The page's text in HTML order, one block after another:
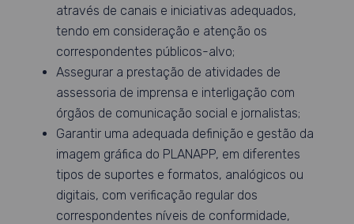
através de canais e iniciativas adequados,
tendo em consideração e atenção os
correspondentes públicos-alvo;
Assegurar a prestação de atividades de
assessoria de imprensa e interligação com
órgãos de comunicação social e jornalistas;
Garantir uma adequada definição e gestão da
imagem gráfica do PLANAPP, em diferentes
tipos de suportes e formatos, analógicos ou
digitais, com verificação regular dos
correspondentes níveis de conformidade,